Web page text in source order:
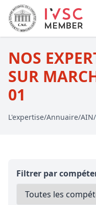
NOS
SUR
01
L'expertise/Annuaire/AIN/
Filtrer par